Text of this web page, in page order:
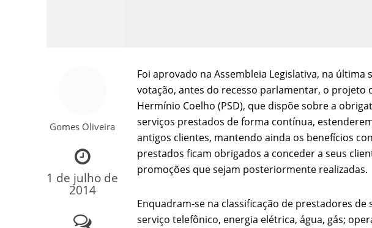
Como o Cachorrinho Kong ajudou o
Gomes Oliveira
1 de julho de
2014
Foi aprovado na Assembleia Legislativa, na
votação, antes do recesso parlamentar, o projeto
Hermínio Coelho (PSD), que dispõe sobre a
serviços prestados de forma contínua,
antigos clientes, mantendo ainda os benefícios
prestados ficam obrigados a conceder a seus
promoções que sejam posteriormente realizadas.
Enquadram-se na classificação de prestadores
serviço telefônico, energia elétrica, água, gás;